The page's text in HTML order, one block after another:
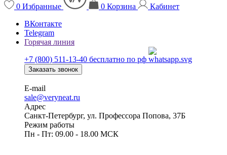
0 Избранные 0 Корзина
Кабинет
ВКонтакте
Telegram
Горячая линия
+7 (800) 511-13-40 бесплатно по рф
Заказать звонок
E-mail
sale@veryneat.ru
Адрес
Санкт-Петербург, ул. Профессора Попова, 37Б
Режим работы
Пн - Пт: 09.00 - 18.00 МСК